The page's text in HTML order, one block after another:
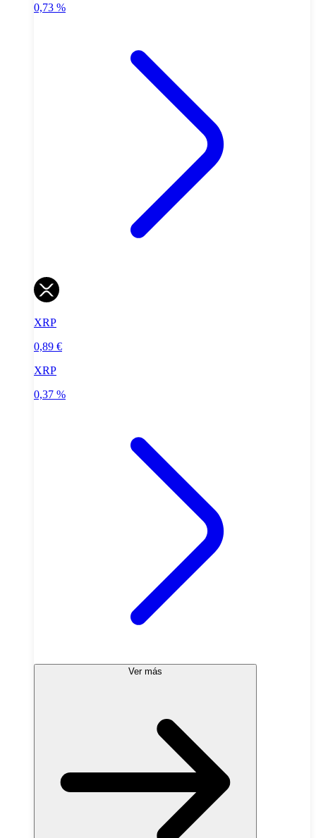
0,73 %
XRP
0,89 €
XRP
0,37 %
Ver más